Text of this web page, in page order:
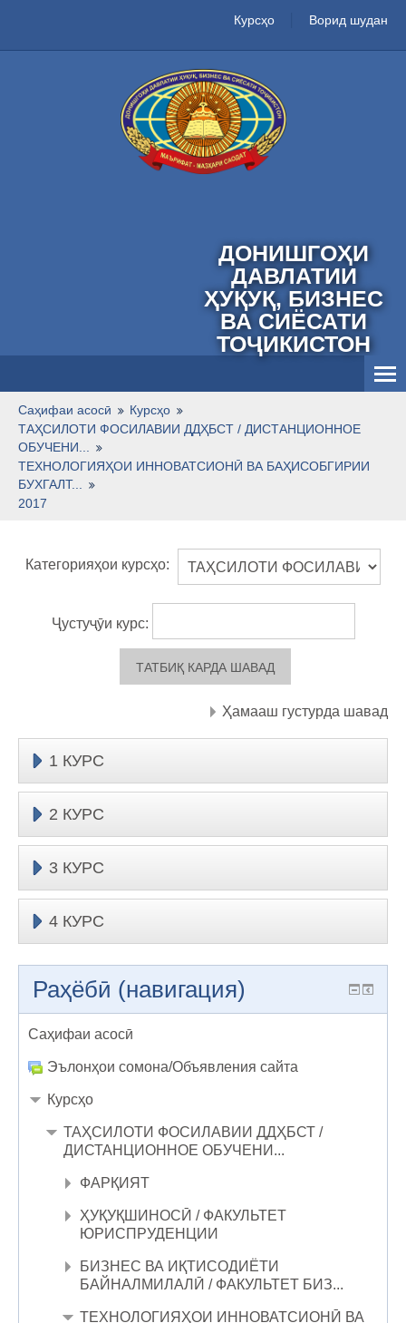
Курсҳо Ворид шудан
ДОНИШГОҲИ
ДАВЛАТИИ
ҲУҚУҚ, БИЗНЕС
ВА СИЁСАТИ
ТОҶИКИСТОН
Тоҷикӣ ‎(tj)‎
Саҳифаи асосӣ
Курсҳо
ТАҲСИЛОТИ ФОСИЛАВИИ ДДҲБСТ / ДИСТАНЦИОННОЕ
ОБУЧЕНИ...
ТЕХНОЛОГИЯҲОИ ИННОВАТСИОНӢ ВА БАҲИСОБГИРИИ
БУХГАЛТ...
2017
Категорияҳои курсҳо:
Ҷустуҷӯи курс:
Ҳамааш густурда шавад
1 КУРС
2 КУРС
3 КУРС
4 КУРС
Раҳёбӣ (навигация)
Саҳифаи асосӣ
Эълонҳои сомона/Объявления сайта
Курсҳо
ТАҲСИЛОТИ ФОСИЛАВИИ ДДҲБСТ /
ДИСТАНЦИОННОЕ ОБУЧЕНИ...
ФАРҚИЯТ
ҲУҚУҚШИНОСӢ / ФАКУЛЬТЕТ
ЮРИСПРУДЕНЦИИ
БИЗНЕС ВА ИҚТИСОДИЁТИ
БАЙНАЛМИЛАЛӢ / ФАКУЛЬТЕТ БИЗ...
ТЕХНОЛОГИЯҲОИ ИННОВАТСИОНӢ ВА